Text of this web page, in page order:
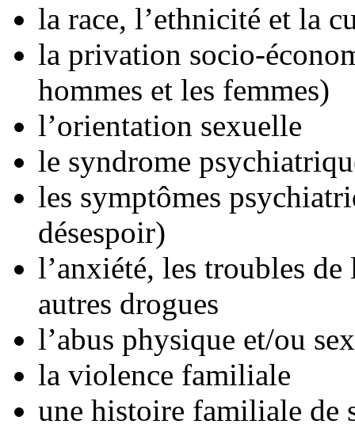
la race, l’ethnicité et la
la privation socio-
hommes et les femmes)
l’orientation sexuelle
le syndrome
les symptômes
désespoir)
l’anxiété, les troubles
autres drogues
l’abus physique et/ou
la violence familiale
une histoire familiale de